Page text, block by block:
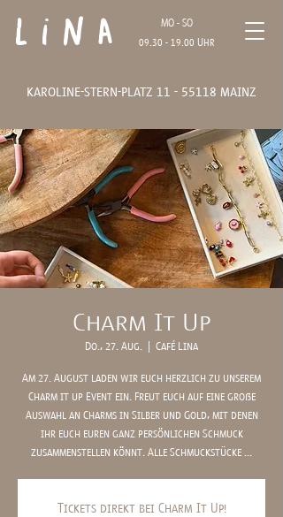
Lina
MO - SO
09.30 - 19.00 Uhr
karoline-stern-platz 11 - 55118 mainz
Charm It Up
Do., 27. Aug.
  |
Café Lina
Am 27. August laden wir euch herzlich zu unserem
Charm it up Event ein. Freut euch auf eine große
Auswahl an Charms in Silber und Gold, mit denen
ihr euch euren ganz persönlichen Schmuck
zusammenstellen könnt. Alle Schmuckstücke ...
Tickets direkt bei Charm It Up!